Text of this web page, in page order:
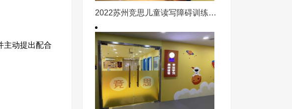
主动提出配合
2022苏州竞思儿童读写障碍训练课程